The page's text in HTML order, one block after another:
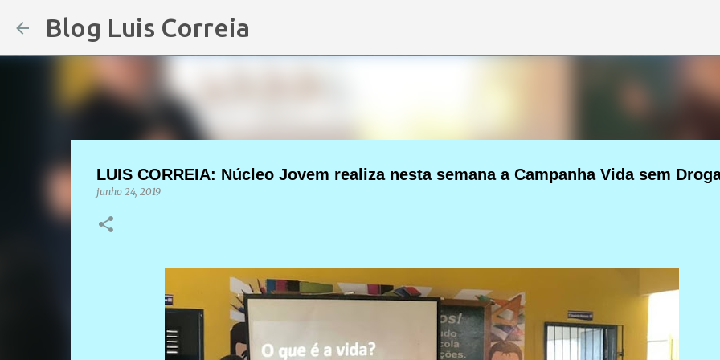
Blog Luis Correia
LUIS CORREIA: Núcleo Jovem realiza nesta semana a Campanha Vida sem
junho 24, 2019